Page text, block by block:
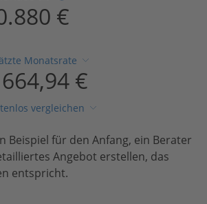
€
Monatsrate
€
vergleichen
Beispiel für den Anfang, ein Berater
Angebot erstellen, das
entspricht.